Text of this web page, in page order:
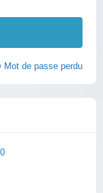
Mot de passe perdu